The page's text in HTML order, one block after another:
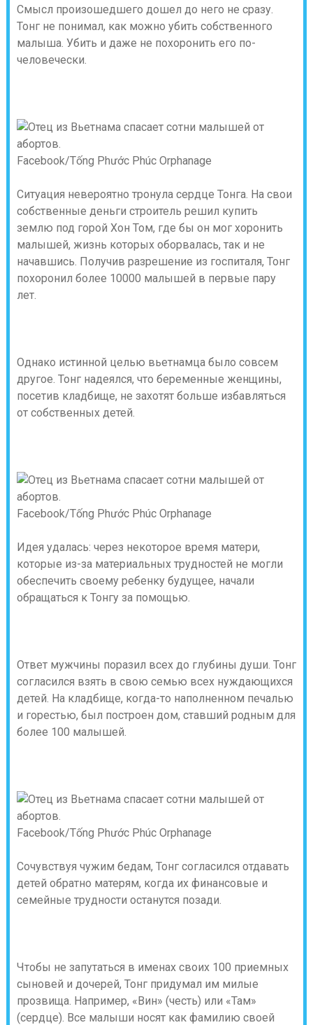
Смысл произошедшего дошел до него не сразу.
Тонг не понимал, как можно убить собственного
малыша. Убить и даже не похоронить его по-
человечески.
Facebook/Tống Phước Phúc Orphanage
Ситуация невероятно тронула сердце Тонга. На свои
собственные деньги строитель решил купить
землю под горой Хон Том, где бы он мог хоронить
малышей, жизнь которых оборвалась, так и не
начавшись. Получив разрешение из госпиталя, Тонг
похоронил более 10000 малышей в первые пару
лет.
Однако истинной целью вьетнамца было совсем
другое. Тонг надеялся, что беременные женщины,
посетив кладбище, не захотят больше избавляться
от собственных детей.
Facebook/Tống Phước Phúc Orphanage
Идея удалась: через некоторое время матери,
которые из-за материальных трудностей не могли
обеспечить своему ребенку будущее, начали
обращаться к Тонгу за помощью.
Ответ мужчины поразил всех до глубины души. Тонг
согласился взять в свою семью всех нуждающихся
детей. На кладбище, когда-то наполненном печалью
и горестью, был построен дом, ставший родным для
более 100 малышей.
Facebook/Tống Phước Phúc Orphanage
Сочувствуя чужим бедам, Тонг согласился отдавать
детей обратно матерям, когда их финансовые и
семейные трудности останутся позади.
Чтобы не запутаться в именах своих 100 приемных
сыновей и дочерей, Тонг придумал им милые
прозвища. Например, «Вин» (честь) или «Там»
(сердце). Все малыши носят как фамилию своей